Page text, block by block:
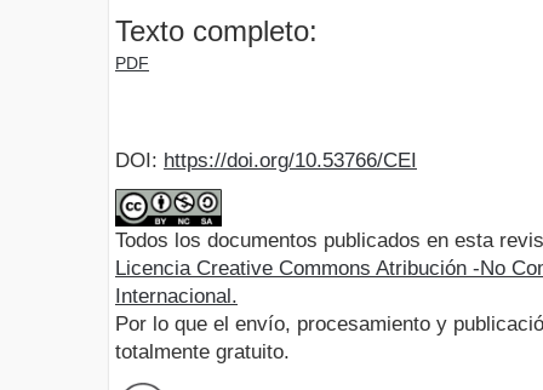
Texto completo:
PDF
DOI: https://doi.org/10.53766/CEI
Todos los documentos publicados en esta
Licencia Creative Commons Atribución -No
Internacional.
Por lo que el envío, procesamiento y
totalmente gratuito.